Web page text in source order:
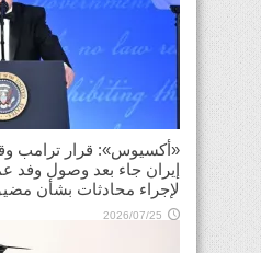
«أكسيوس»: قرار ترامب
إيران جاء بعد وصول وفد
لإجراء محادثات بشأن
2026/07/25